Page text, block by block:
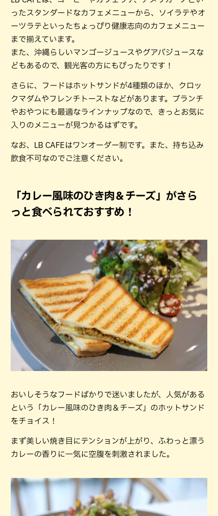
ったスタンダードなカフェメニューから、ソイラテやオ
ーツラテといったちょっぴり健康志向のカフェメニュー
まで揃えています。
また、沖縄らしいマンゴージュースやグアバジュースな
どもあるので、観光客の方にもぴったりです！
さらに、フードはホットサンドが4種類のほか、クロッ
クマダムやフレンチトーストなどがあります。ブランチ
やおやつにも最適なラインナップなので、きっとお気に
入りのメニューが見つかるはずです。
なお、LB CAFEはワンオーダー制です。また、持ち込み
飲食不可なのでご注意ください。
「カレー風味のひき肉＆チーズ」がさら
っと食べられておすすめ！
おいしそうなフードばかりで迷いましたが、人気がある
という「カレー風味のひき肉＆チーズ」のホットサンド
をチョイス！
まず美しい焼き目にテンションが上がり、ふわっと漂う
カレーの香りに一気に空腹を刺激されました。